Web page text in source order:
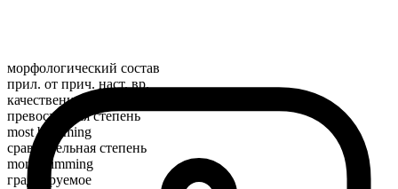
морфологический состав
прил. от прич. наст. вр.
качественное
превосходная степень
most brimming
сравнительная степень
more brimming
градуируемое